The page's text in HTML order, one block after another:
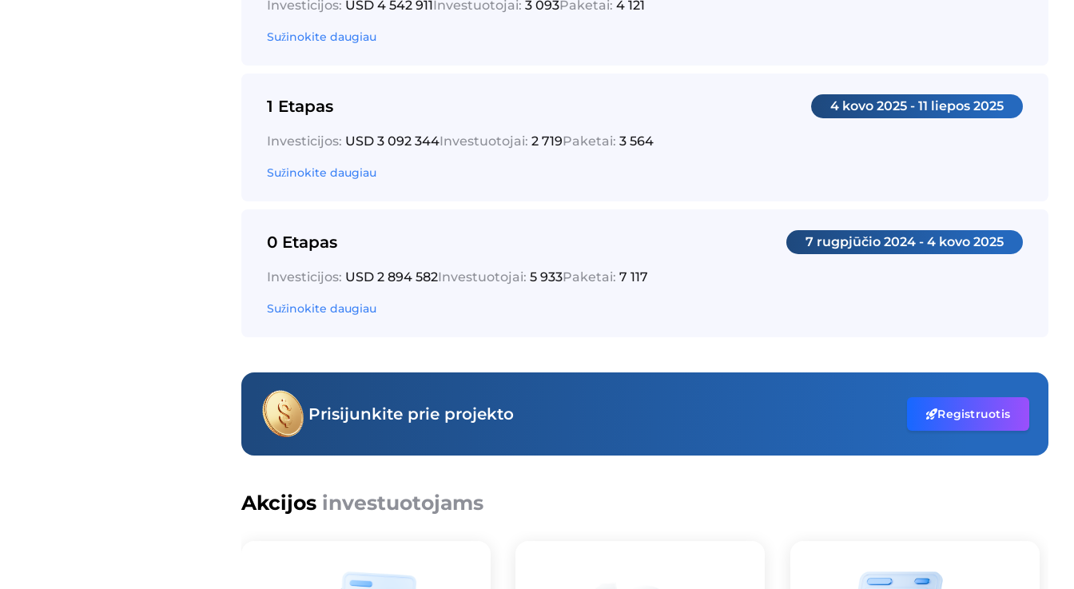
Investicijos: USD 4 542 911Investuotojai: 3 093Paketai: 4 121
Sužinokite daugiau
1 Etapas 4 kovo 2025 - 11 liepos 2025
Investicijos: USD 3 092 344Investuotojai: 2 719Paketai: 3 564
Sužinokite daugiau
0 Etapas 7 rugpjūčio 2024 - 4 kovo 2025
Investicijos: USD 2 894 582Investuotojai: 5 933Paketai: 7 117
Sužinokite daugiau
Prisijunkite prie projekto Registruotis
Akcijos investuotojams